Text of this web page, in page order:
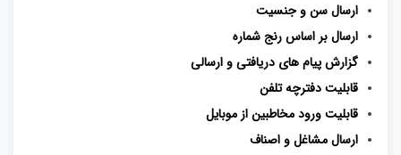
ارسال سن و جنسیت
ارسال بر اساس رنج شماره
گزارش پیام‌ های دریافتی و ارسالی
قابلیت دفترچه تلفن
قابلیت ورود مخاطبین از موبایل
ارسال مشاغل و اصناف